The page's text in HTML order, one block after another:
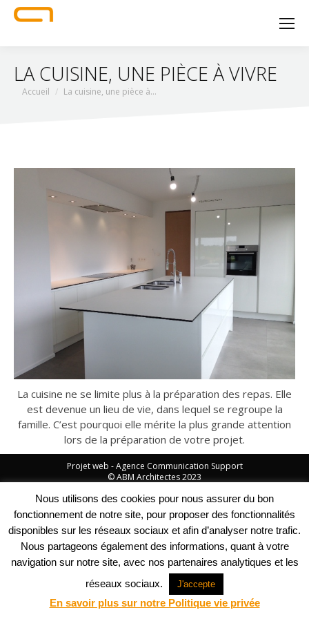
LA CUISINE, UNE PIÈCE À VIVRE
Vous êtes ici :
Accueil La cuisine, une pièce à…
La cuisine ne se limite plus à la préparation des repas. Elle
est devenue un lieu de vie, dans lequel se regroupe la
famille. C’est pourquoi elle mérite la plus grande attention
lors de la préparation de votre projet.
Projet web -Agence Communication Support
© ABM Architectes 2023
Nous utilisons des cookies pour nous assurer du bon
fonctionnement de notre site, pour proposer des fonctionnalités
disponibles sur les réseaux sociaux et afin d’analyser notre trafic.
Nous partageons également des informations, quant à votre
navigation sur notre site, avec nos partenaires analytiques et les
réseaux sociaux.
J'accepte
En savoir plus sur notre Politique vie privée